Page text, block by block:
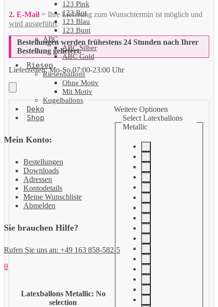
123 Pink
123 Rot
123 Blau
123 Bunt
ABC
ABC Silber
ABC Gold
Riesen
Riesenballons
Ohne Motiv
Mit Motiv
Kugelballons
Deko
Shop
Mein Konto:
Bestellungen
Downloads
Adressen
Kontodetails
Meine Wunschliste
Abmelden
Sie brauchen Hilfe?
Rufen Sie uns an: +49 163 858-582-5
0
2. E-Mail= Ihre Lieferung zum Wunschtermin ist möglich und
wird ausgeführt.
Bestellungen werden frühestens 24 Stunden nach Ihrer
Bestellung geliefert.
Lieferzeiten:Mo-So 07:00-23:00 Uhr
Latexballons Metallic: No
selection
Weitere Optionen
Select Latexballons
Metallic